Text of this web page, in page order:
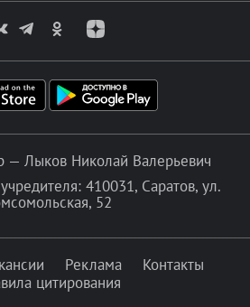
— Лыков Николай Валерьевич
410031, Саратов, ул.
52
Реклама
Контакты
цитирования